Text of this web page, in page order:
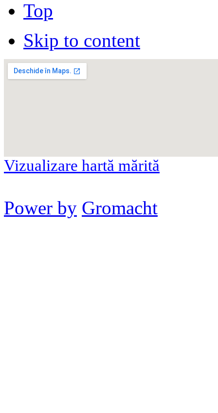
Top
Skip to content
Vizualizare hartă mărită
Power by Gromacht